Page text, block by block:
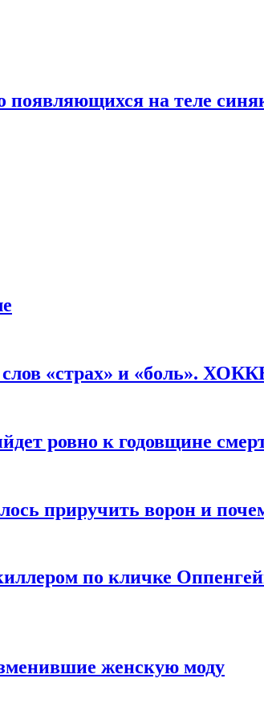
появляющихся на теле
«страх» и «боль».
ровно к годовщине
приручить ворон и
по кличке
женскую моду